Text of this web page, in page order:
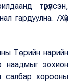
түрүүлсэн,
гардуулна. /Хүй
Төрийн нарийн
наадмыг зохион
салбар хорооны